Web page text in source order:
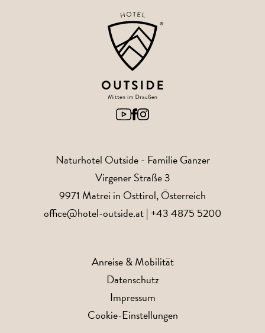
Naturhotel Outside- Familie Ganzer
Virgener Straße 3
9971 Matrei in Osttirol, Österreich
office@hotel-outside.at|+43 4875 5200
Anreise & Mobilität
Datenschutz
Impressum
Cookie-Einstellungen